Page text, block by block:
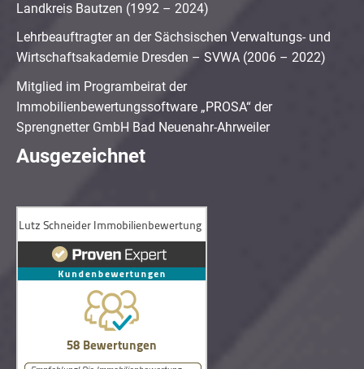
Landkreis Bautzen (1992 – 2024)
Lehrbeauftragter an der Sächsischen Verwaltungs- und
Wirtschaftsakademie Dresden – SVWA (2006 – 2022)
Mitglied im Programbeirat der
Immobilienbewertungssoftware „PROSA“ der
Sprengnetter GmbH Bad Neuenahr-Ahrweiler
Ausgezeichnet